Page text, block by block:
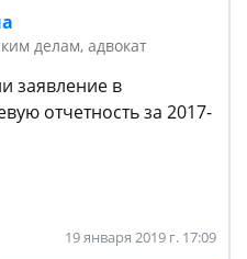
делам, адвокат
заявление в
отчетность за 2017-
19 января 2019 г. 17:09